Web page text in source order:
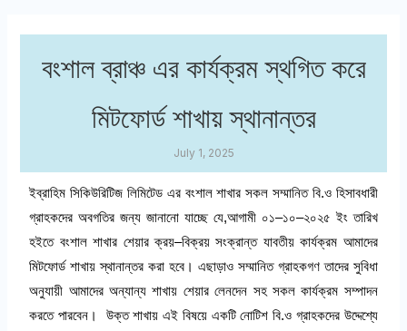
বংশাল ব্রাঞ্চ এর কার্যক্রম স্থগিত করে
মিটফোর্ড শাখায় স্থানান্তর
July 1, 2025
ইব্রাহিম সিকিউরিটিজ লিমিটেড এর বংশাল শাখার সকল সম্মানিত বি.ও হিসাবধারী
গ্রাহকদের অবগতির জন্য জানানো যাচ্ছে যে,আগামী ০১–১০–২০২৫ ইং তারিখ
হইতে বংশাল শাখার শেয়ার ক্রয়–বিক্রয় সংক্রান্ত যাবতীয় কার্যক্রম আমাদের
মিটফোর্ড শাখায় স্থানান্তর করা হবে। এছাড়াও সম্মানিত গ্রাহকগণ তাদের সুবিধা
অনুযায়ী আমাদের অন্যান্য শাখায় শেয়ার লেনদেন সহ সকল কার্যক্রম সম্পাদন
করতে পারবেন। উক্ত শাখায় এই বিষয়ে একটি নোটিশ বি.ও গ্রাহকদের উদ্দেশ্যে